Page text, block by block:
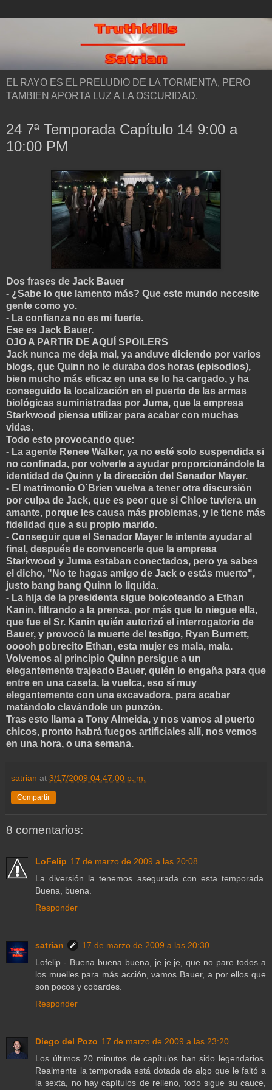
EL RAYO ES EL PRELUDIO DE LA TORMENTA, PERO
TAMBIEN APORTA LUZ A LA OSCURIDAD.
24 7ª Temporada Capítulo 14 9:00 a
10:00 PM
Dos frases de Jack Bauer
- ¿Sabe lo que lamento más? Que este mundo necesite
gente como yo.
- La confianza no es mi fuerte.
Ese es Jack Bauer.
OJO A PARTIR DE AQUÍ SPOILERS
Jack nunca me deja mal, ya anduve diciendo por varios
blogs, que Quinn no le duraba dos horas (episodios),
bien mucho más eficaz en una se lo ha cargado, y ha
conseguido la localización en el puerto de las armas
biológicas suministradas por Juma, que la empresa
Starkwood piensa utilizar para acabar con muchas
vidas.
Todo esto provocando que:
- La agente Renee Walker, ya no esté solo suspendida si
no confinada, por volverle a ayudar proporcionándole la
identidad de Quinn y la dirección del Senador Mayer.
- El matrimonio O´Brien vuelva a tener otra discursión
por culpa de Jack, que es peor que si Chloe tuviera un
amante, porque les causa más problemas, y le tiene más
fidelidad que a su propio marido.
- Conseguir que el Senador Mayer le intente ayudar al
final, después de convencerle que la empresa
Starkwood y Juma estaban conectados, pero ya sabes
el dicho, "No te hagas amigo de Jack o estás muerto",
justo bang bang Quinn lo liquida.
- La hija de la presidenta sigue boicoteando a Ethan
Kanin, filtrando a la prensa, por más que lo niegue ella,
que fue el Sr. Kanin quién autorizó el interrogatorio de
Bauer, y provocó la muerte del testigo, Ryan Burnett,
ooooh pobrecito Ethan, esta mujer es mala, mala.
Volvemos al principio Quinn persigue a un
elegantemente trajeado Bauer, quién lo engaña para que
entre en una caseta, la vuelca, eso sí muy
elegantemente con una excavadora, para acabar
matándolo clavándole un punzón.
Tras esto llama a Tony Almeida, y nos vamos al puerto
chicos, pronto habrá fuegos artificiales allí, nos vemos
en una hora, o una semana.
satrian at 3/17/2009 04:47:00 p. m.
Compartir
8 comentarios:
LoFelip 17 de marzo de 2009 a las 20:08
La diversión la tenemos asegurada con esta temporada.
Buena, buena.
Responder
satrian
17 de marzo de 2009 a las 20:30
Lofelip - Buena buena buena, je je je, que no pare todos a
los muelles para más acción, vamos Bauer, a por ellos que
son pocos y cobardes.
Responder
Diego del Pozo 17 de marzo de 2009 a las 23:20
Los últimos 20 minutos de capítulos han sido legendarios.
Realmente la temporada está dotada de algo que le faltó a
la sexta, no hay capítulos de relleno, todo sigue su cauce,